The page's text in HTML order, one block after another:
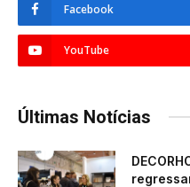
Facebook
YouTube
Últimas Notícias